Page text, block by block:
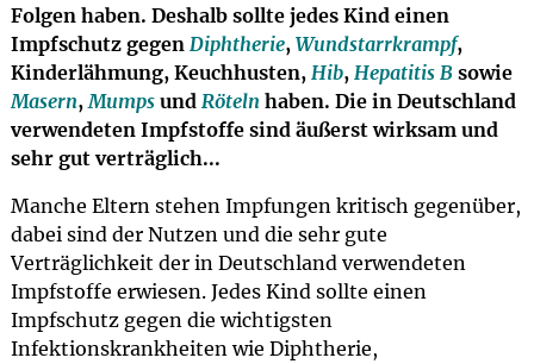
Folgen haben. Deshalb sollte jedes Kind einen
Impfschutz gegen Diphtherie, Wundstarrkrampf,
Kinderlähmung, Keuchhusten, Hib, Hepatitis B sowie
Masern,Mumpsund Rötelnhaben. Die in Deutschland
verwendeten Impfstoffe sind äußerst wirksam und
sehr gut verträglich...
Manche Eltern stehen Impfungen kritisch gegenüber,
dabei sind der Nutzen und die sehr gute
Verträglichkeit der in Deutschland verwendeten
Impfstoffe erwiesen. Jedes Kind sollte einen
Impfschutz gegen die wichtigsten
Infektionskrankheiten wie Diphtherie,